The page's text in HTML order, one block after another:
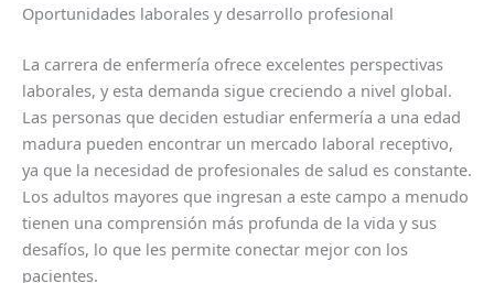
Oportunidades laborales y desarrollo profesional
La carrera de enfermería ofrece excelentes perspectivas
laborales, y esta demanda sigue creciendo a nivel global.
Las personas que deciden estudiar enfermería a una edad
madura pueden encontrar un mercado laboral receptivo,
ya que la necesidad de profesionales de salud es constante.
Los adultos mayores que ingresan a este campo a menudo
tienen una comprensión más profunda de la vida y sus
desafíos, lo que les permite conectar mejor con los
pacientes.